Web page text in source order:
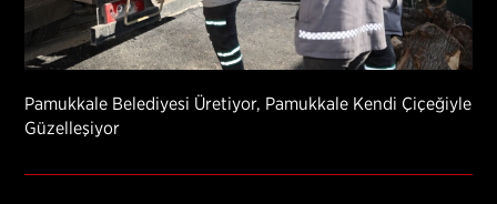
Pamukkale Belediyesi Üretiyor, Pamukkale Kendi Çiçeğiyle
Güzelleşiyor